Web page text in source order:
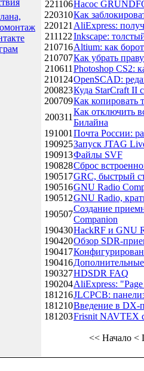
221106Насос
220310Как
220121 AliExpress:
211122Inkscape:
210716Altium: как
210707Как убрать
210611 Photoshop CS2:
210124OpenSCAD:
200823Куда StarCraft II
200709Как копировать
200311
Как отключить
Билайна
191001 Почта России:
190925Запуск JTAG
190913Файлы SVF
190828Сброс
190517GRC, быстрый
190516GNU Radio
190512GNU Radio,
190507
Создание
Companion
190430HackRF и GNU
190420Обзор SDR-
190417
190416
190327HDSDR FAQ
190204AliExpress:
181216JLCPCB:
181210Введение в
181203Frisnit NAVTEX
<< Начало<